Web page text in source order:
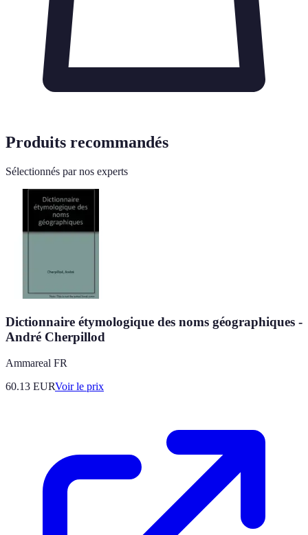
Produits recommandés
Sélectionnés par nos experts
Dictionnaire étymologique des noms géographiques -
André Cherpillod
Ammareal FR
60.13 EURVoir le prix